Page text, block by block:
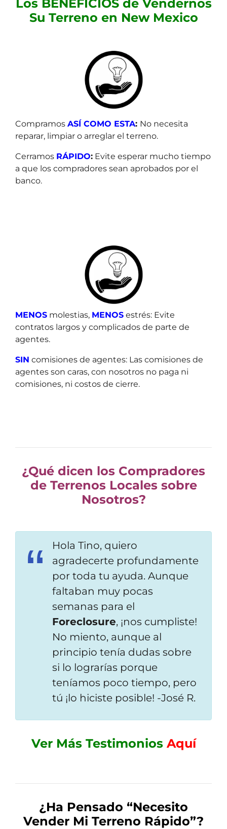
a
d
Los BENEFICIOS de Vendernos
Su Terreno en New Mexico
Compramos ASÍ COMO ESTA: No necesita
reparar, limpiar o arreglar el terreno.
Cerramos RÁPIDO: Evite esperar mucho tiempo
a que los compradores sean aprobados por el
banco.
MENOS molestias, MENOS estrés: Evite
contratos largos y complicados de parte de
agentes.
SIN comisiones de agentes: Las comisiones de
agentes son caras, con nosotros no paga ni
comisiones, ni costos de cierre.
¿Qué dicen los Compradores
de Terrenos Locales sobre
Nosotros?
Hola Tino, quiero
agradecerte profundamente
por toda tu ayuda. Aunque
faltaban muy pocas
semanas para el
Foreclosure, ¡nos cumpliste!
No miento, aunque al
principio tenía dudas sobre
si lo lograrías porque
teníamos poco tiempo, pero
tú ¡lo hiciste posible! -José R.
Ver Más Testimonios Aquí
¿Ha Pensado “Necesito
Vender Mi Terreno Rápido”?